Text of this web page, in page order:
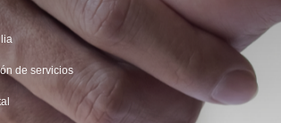
de servicios